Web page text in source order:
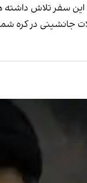
این سفر تلاش
جانشینی در کره